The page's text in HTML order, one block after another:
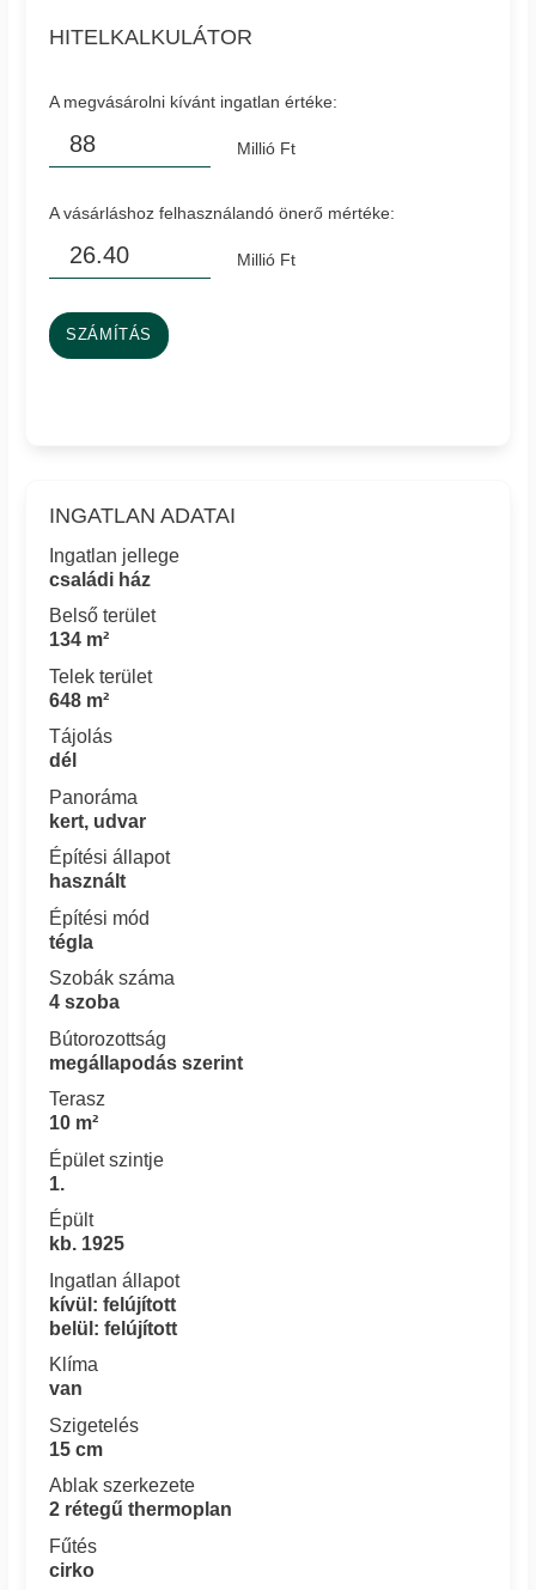
HITELKALKULÁTOR
A megvásárolni kívánt ingatlan értéke:
Millió Ft
A vásárláshoz felhasználandó önerő mértéke:
Millió Ft
SZÁMÍTÁS
INGATLAN ADATAI
Ingatlan jellege
családi ház
Belső terület
134 m²
Telek terület
648 m²
Tájolás
dél
Panoráma
kert, udvar
Építési állapot
használt
Építési mód
tégla
Szobák száma
4 szoba
Bútorozottság
megállapodás szerint
Terasz
10 m²
Épület szintje
1.
Épült
kb. 1925
Ingatlan állapot
kívül: felújított
belül: felújított
Klíma
van
Szigetelés
15 cm
Ablak szerkezete
2 rétegű thermoplan
Fűtés
cirko